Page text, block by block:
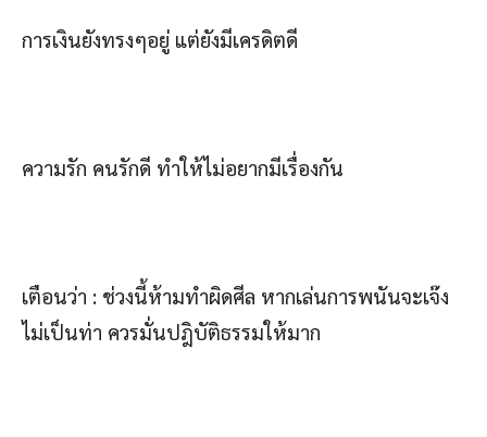
การเงินยังทรงๆอยู่ แต่ยังมีเครดิตดี
ความรัก คนรักดี ทำให้ไม่อยากมีเรื่องกัน
เตือนว่า : ช่วงนี้ห้ามทำผิดศีล หากเล่นการพนันจะเจ๊ง
ไม่เป็นท่า ควรมั่นปฎิบัติธรรมให้มาก